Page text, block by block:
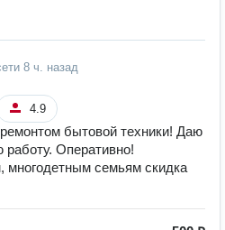
8 ч. назад
4.9
бытовой техники! Даю
работу. Оперативно!
многодетным семьям скидка